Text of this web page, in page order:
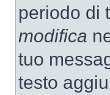
periodo di
modifica
tuo
testo